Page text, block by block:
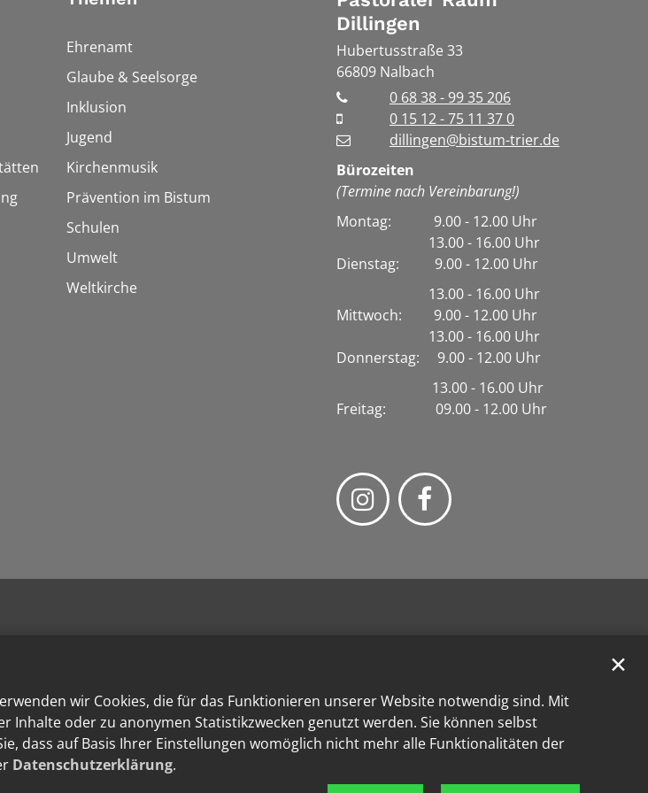
wir Cookies, die für das Funktionieren unserer Website notwendig sind. Mit
Inhalte oder zu anonymen Statistikzwecken genutzt werden. Sie können selbst
dass auf Basis Ihrer Einstellungen womöglich nicht mehr alle Funktionalitäten der
Datenschutzerklärung.
✕
Ehrenamt
Glaube & Seelsorge
Inklusion
Jugend
Kirchenmusik
Prävention im Bistum
Schulen
Umwelt
Weltkirche
Dillingen
Hubertusstraße 33
66809 Nalbach
0 68 38 - 99 35 206
0 15 12 - 75 11 37 0
dillingen@bistum-trier.de
Bürozeiten
(Termine nach Vereinbarung!)
Montag: 9.00 - 12.00 Uhr
13.00 - 16.00 Uhr
Dienstag:
9.00 - 12.00 Uhr
13.00 - 16.00 Uhr
Mittwoch: 9.00 - 12.00 Uhr
13.00 - 16.00 Uhr
Donnerstag: 9.00 - 12.00 Uhr
13.00 - 16.00 Uhr
Freitag: 09.00 - 12.00 Uhr